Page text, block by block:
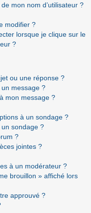
mon nom d’utilisateur ?
modifier ?
lorsque je clique sur le
?
ou une réponse ?
message ?
mon message ?
à un sondage ?
sondage ?
?
jointes ?
à un modérateur ?
brouillon » affiché lors
approuvé ?